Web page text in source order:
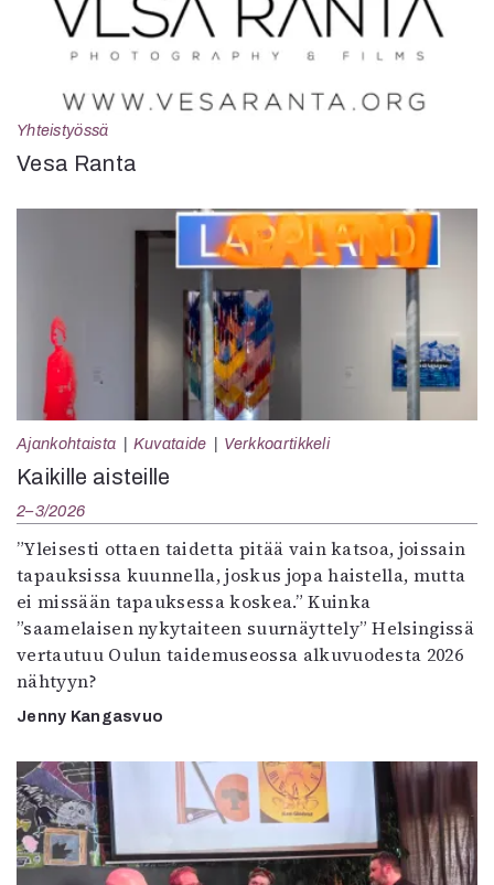
Yhteistyössä
Vesa Ranta
Ajankohtaista Kuvataide Verkkoartikkeli
Kaikille aisteille
2–3/2026
”Yleisesti ottaen taidetta pitää vain katsoa, joissain
tapauksissa kuunnella, joskus jopa haistella, mutta
ei missään tapauksessa koskea.” Kuinka
”saamelaisen nykytaiteen suurnäyttely” Helsingissä
vertautuu Oulun taidemuseossa alkuvuodesta 2026
nähtyyn?
Jenny Kangasvuo